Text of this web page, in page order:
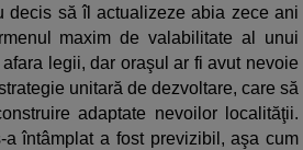
decis să îl actualizeze abia zece ani
maxim de valabilitate al unui
legii, dar oraşul ar fi avut nevoie
unitară de dezvoltare, care să
adaptate nevoilor localităţii.
întâmplat a fost previzibil, aşa cum